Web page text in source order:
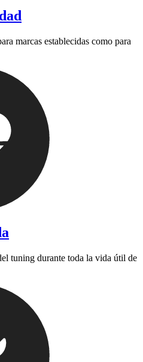
marcas establecidas como para
tuning durante toda la vida útil de